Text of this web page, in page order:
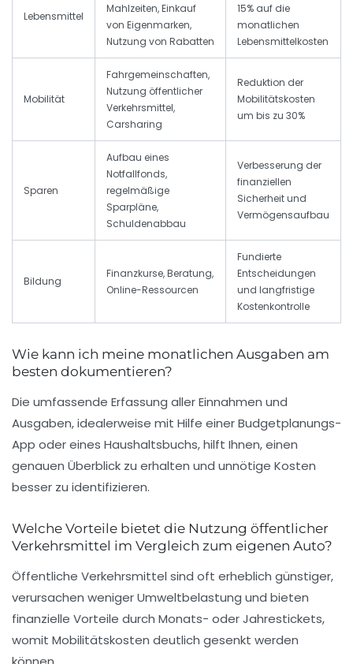
Lebensmittel
Mahlzeiten, Einkauf
von Eigenmarken,
Nutzung von Rabatten
15% auf die
monatlichen
Lebensmittelkosten
Mobilität
Fahrgemeinschaften,
Nutzung öffentlicher
Verkehrsmittel,
Carsharing
Reduktion der
Mobilitätskosten
um bis zu 30%
Sparen
Aufbau eines
Notfallfonds,
regelmäßige
Sparpläne,
Schuldenabbau
Verbesserung der
finanziellen
Sicherheit und
Vermögensaufbau
Bildung
Finanzkurse, Beratung,
Online-Ressourcen
Fundierte
Entscheidungen
und langfristige
Kostenkontrolle
Wie kann ich meine monatlichen Ausgaben am
besten dokumentieren?
Die umfassende Erfassung aller Einnahmen und
Ausgaben, idealerweise mit Hilfe einer Budgetplanungs-
App oder eines Haushaltsbuchs, hilft Ihnen, einen
genauen Überblick zu erhalten und unnötige Kosten
besser zu identifizieren.
Welche Vorteile bietet die Nutzung öffentlicher
Verkehrsmittel im Vergleich zum eigenen Auto?
Öffentliche Verkehrsmittel sind oft erheblich günstiger,
verursachen weniger Umweltbelastung und bieten
finanzielle Vorteile durch Monats- oder Jahrestickets,
womit Mobilitätskosten deutlich gesenkt werden